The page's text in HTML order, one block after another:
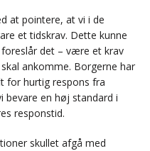
at pointere, at vi i de
et tidskrav. Dette kunne
det – være et krav
ankomme. Borgerne har
for hurtig respons fra
bevare en høj standard i
responstid.
skullet afgå med